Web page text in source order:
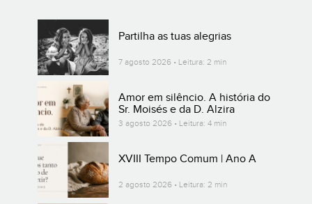
Partilha as tuas alegrias
7 agosto 2026 • Leitura: 2 min
Amor em silêncio. A história do
Sr. Moisés e da D. Alzira
3 agosto 2026 • Leitura: 4 min
XVIII Tempo Comum | Ano A
2 agosto 2026 • Leitura: 2 min